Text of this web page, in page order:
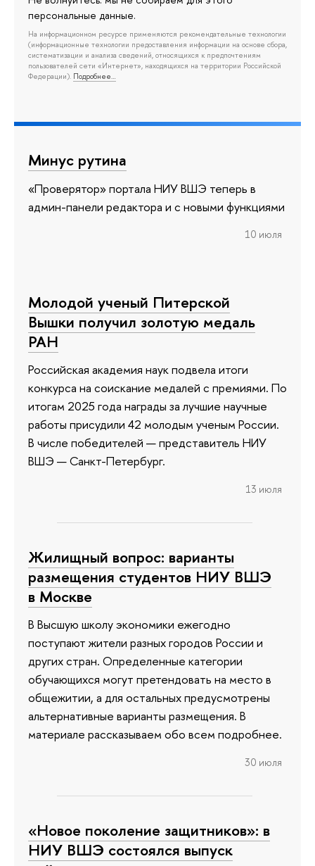
персональные данные.
На информационном ресурсе применяются рекомендательные технологии
(информационные технологии предоставления информации на основе сбора,
систематизации и анализа сведений, относящихся к предпочтениям
пользователей сети «Интернет», находящихся на территории Российской
Федерации). Подробнее…
Минус рутина
«Проверятор» портала НИУ ВШЭ теперь в
админ-панели редактора и с новыми функциями
10 июля
Молодой ученый Питерской
Вышки получил золотую медаль
РАН
Российская академия наук подвела итоги
конкурса на соискание медалей с премиями. По
итогам 2025 года награды за лучшие научные
работы присудили 42 молодым ученым России.
В числе победителей — представитель НИУ
ВШЭ — Санкт-Петербург.
13 июля
Жилищный вопрос: варианты
размещения студентов НИУ ВШЭ
в Москве
В Высшую школу экономики ежегодно
поступают жители разных городов России и
других стран. Определенные категории
обучающихся могут претендовать на место в
общежитии, а для остальных предусмотрены
альтернативные варианты размещения. В
материале рассказываем обо всем подробнее.
30 июля
«Новое поколение защитников»: в
НИУ ВШЭ состоялся выпуск